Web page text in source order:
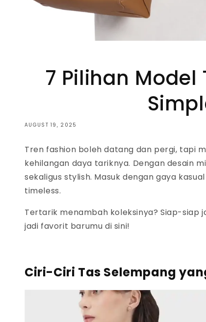
7 Pilihan
AUGUST 19, 2025
Tren fashion boleh datang dan pergi, tapi
kehilangan daya tariknya. Dengan desain
sekaligus stylish. Masuk dengan gaya
timeless.
Tertarik menambah koleksinya? Siap-siap
jadi favorit barumu di sini!
Ciri-Ciri Tas Selempang